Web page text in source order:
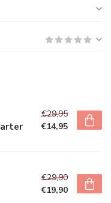
€29,95
€14,95
€29,90
€19,90